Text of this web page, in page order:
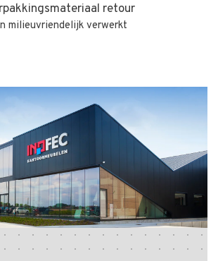
retour
milieuvriendelijk verwerkt